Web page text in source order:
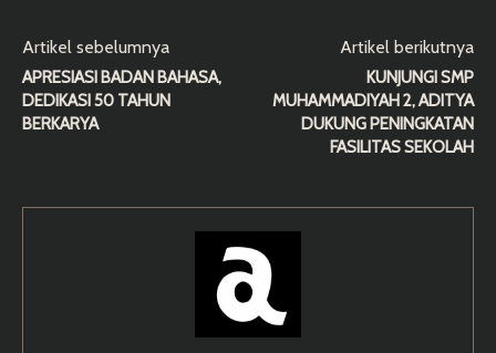
Artikel sebelumnya
APRESIASI BADAN BAHASA,
DEDIKASI 50 TAHUN
BERKARYA
Artikel berikutnya
KUNJUNGI SMP
MUHAMMADIYAH 2, ADITYA
DUKUNG PENINGKATAN
FASILITAS SEKOLAH